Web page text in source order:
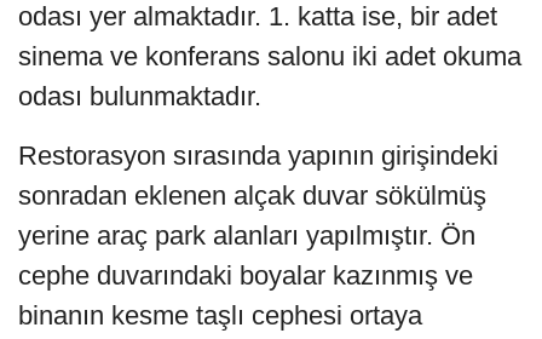
odası yer almaktadır. 1. katta ise, bir adet
sinema ve konferans salonu iki adet okuma
odası bulunmaktadır.
Restorasyon sırasında yapının girişindeki
sonradan eklenen alçak duvar sökülmüş
yerine araç park alanları yapılmıştır. Ön
cephe duvarındaki boyalar kazınmış ve
binanın kesme taşlı cephesi ortaya